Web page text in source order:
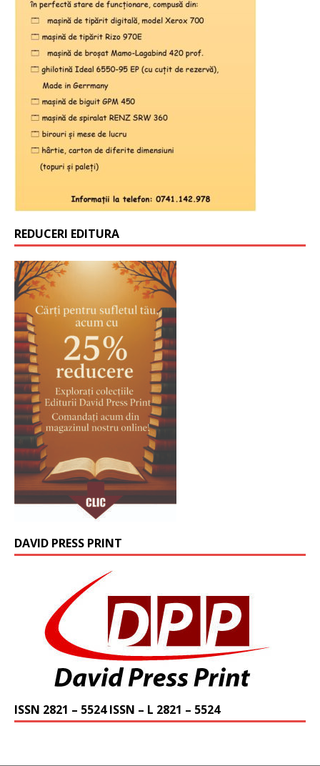
REDUCERI EDITURA
DAVID PRESS PRINT
ISSN 2821 – 5524 ISSN – L 2821 – 5524